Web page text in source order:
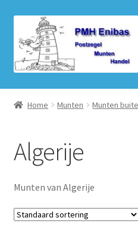
door
naar
navigatie
naar
de
inhoud
Home
Winkel
Winkelmand
Afrekenen
Home Munten Munten
Algerije
Munten van Algerije